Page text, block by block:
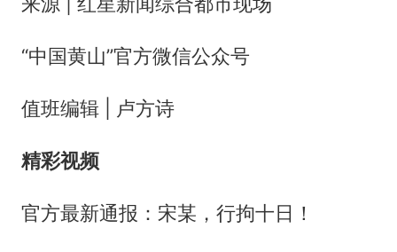
“中国黄山”官方微信公众号
值班编辑 | 卢方诗
精彩视频
官方最新通报：宋某，行拘十日！